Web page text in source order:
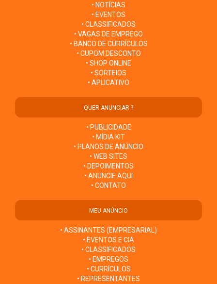
• NOTÍCIAS
• EVENTOS
• CLASSIFICADOS
• VAGAS DE EMPREGO
• BANCO DE CURRÍCULOS
• CUPOM DESCONTO
• SHOP ONLINE
• SORTEIOS
• APLICATIVO
QUER ANUNCIAR ?
• PUBLICIDADE
• MÍDIA KIT
• PLANOS DE ANÚNCIO
• WEB SITES
• DEPOIMENTOS
• ANUNCIE AQUI
• CONTATO
MEU ANÚNCIO
• ASSINANTES (EMPRESARIAL)
• EVENTOS E CIA
• CLASSIFICADOS
• EMPREGOS
• CURRÍCULOS
• REPRESENTANTES